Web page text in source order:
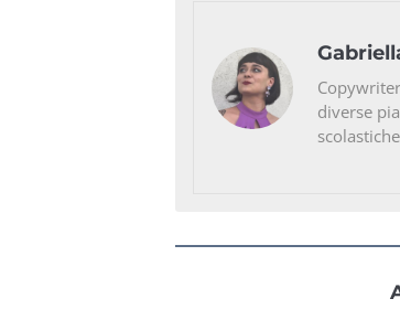
diverse